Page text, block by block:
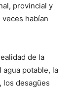
provincial y
habían
de la
potable, la
los desagües